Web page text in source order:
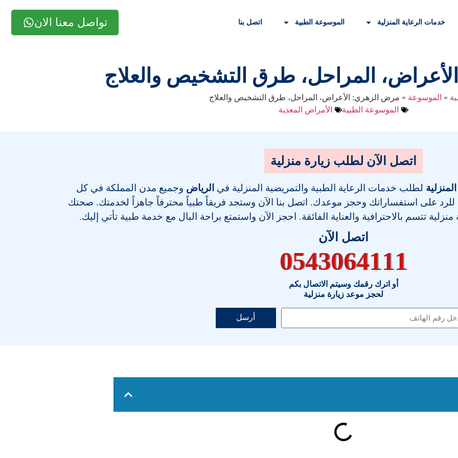
خدمات الرعاية المنزلية الموسوعة الطبية اتصل بنا تواصل معنا الان
المراحل، طرق التشخيص والعلاج
» الموسوعة » مرض الزهري: الأعراض، المراحل، طرق التشخيص والعلاج
الموسوعة الطبية
الأمراض المعدية
اتصل الآن لطلب زيارة منزلية
لطلب خدمات الرعاية الطبية والتمريضية المنزلية في الرياض وجميع مدن المملكة في كل
للرد على استفساراتك وحجز موعدك. اتصل بنا الآن وستجد فريقاً طبياً محترفاً جاهزاً لخدمتك. صحتك
تتسم بالاحترافية والعناية الفائقة. احجز الآن واستمتع براحة البال مع خدمة طبية تأتي إليك.
اتصل الآن
0543064111
أو اترك رقمك وسيتم الاتصال بكم
لحجز موعد زيارة منزلية
أرسل